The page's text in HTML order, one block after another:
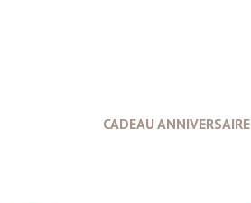
CADEAU ANNIVERSAIRE